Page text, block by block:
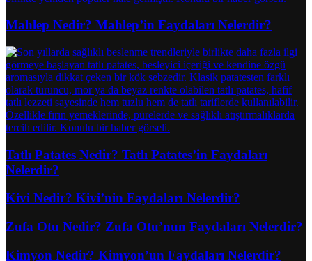
Mahlep Nedir? Mahlep’in Faydaları Nelerdir?
Tatlı Patates Nedir? Tatlı Patates’in Faydaları
Nelerdir?
Kivi Nedir? Kivi’nin Faydaları Nelerdir?
Zufa Otu Nedir? Zufa Otu’nun Faydaları Nelerdir?
Kimyon Nedir? Kimyon’un Faydaları Nelerdir?